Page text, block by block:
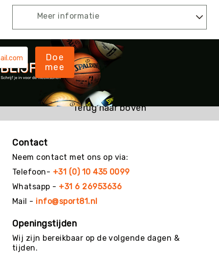
Korfbal
Lacrosse
Mountainbiken
(MTB)
Oriëntatie
Padel
Pickleball
Pilates
Roundnet
Rugby
Scouting/Outdoor
Slacklinen
Skate
Sporten
Speedbadminton
Meer informatie
Doe
mee
Terug naar boven
Contact
Neem contact met ons op via:
Telefoon- +31 (0) 10 435 0099
Whatsapp - +31 6 26953636
Mail - info@sport81.nl
Openingstijden
Wij zijn bereikbaar op de volgende dagen &
tijden.